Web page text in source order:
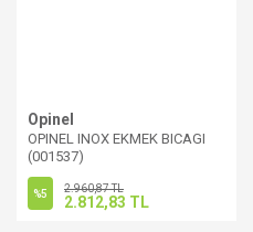
Opinel
OPINEL INOX EKMEK BICAGI
(001537)
%5 2.960,87 TL
2.812,83 TL